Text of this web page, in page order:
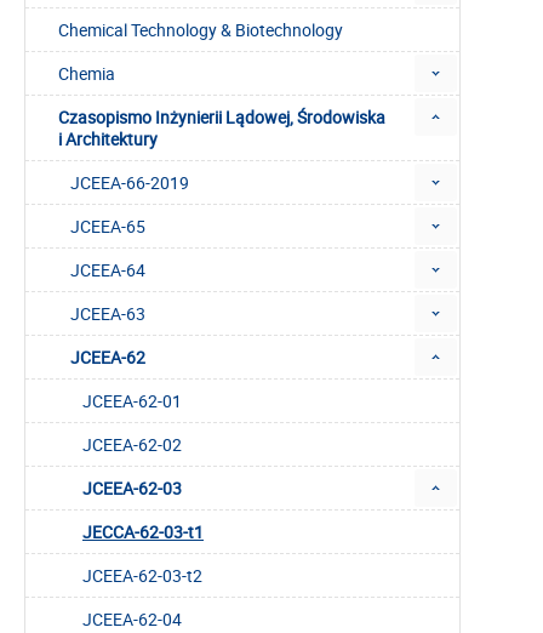
Chemical Technology & Biotechnology
Chemia
Czasopismo Inżynierii Lądowej, Środowiska
i Architektury
JCEEA-66-2019
JCEEA-65
JCEEA-64
JCEEA-63
JCEEA-62
JCEEA-62-01
JCEEA-62-02
JCEEA-62-03
JECCA-62-03-t1
JCEEA-62-03-t2
JCEEA-62-04